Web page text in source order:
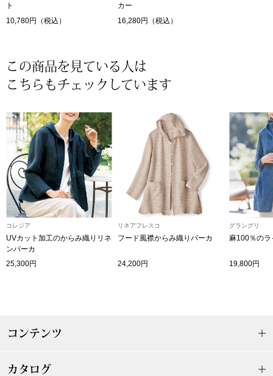
ア
プ
ヘリーハンセン
カンタベリー
金谷製靴
ヘンリーコッ
ト
10,780円（税込）
カー
16,280円（税込）
この商品を見ている人は
こちらもチェックしています
コレジア
UVカット加工のからみ織りリネ
ンパーカ
25,300円
リネアフレスコ
フード風襟からみ織りパーカ
24,200円
グラングリ
麻100％の
19,800円
コンテンツ
カタログ